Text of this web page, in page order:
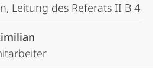
Leitung des Referats II B 4